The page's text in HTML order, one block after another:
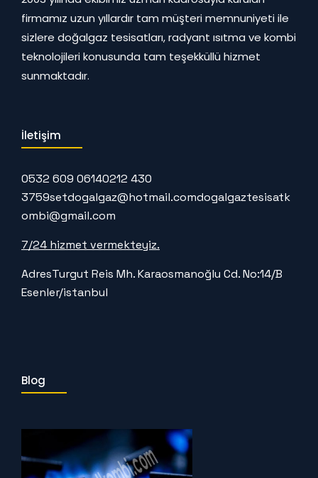
firmamız uzun yıllardır tam müşteri memnuniyeti ile
sizlere doğalgaz tesisatları, radyant ısıtma ve kombi
teknolojileri konusunda tam teşekküllü hizmet
sunmaktadır.
İletişim
0532 609 06140212 430
3759setdogalgaz@hotmail.comdogalgaztesisatk
ombi@gmail.com
7/24 hizmet vermekteyiz.
AdresTurgut Reis Mh. Karaosmanoğlu Cd. No:14/B
Esenler/istanbul
Blog